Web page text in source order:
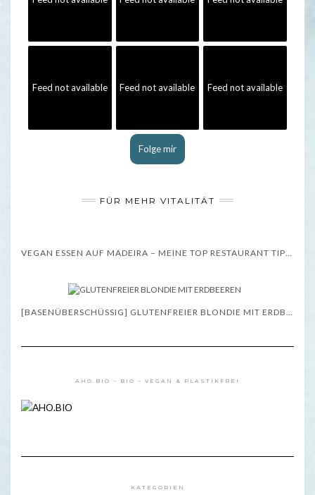
Feed not available Feed not available Feed not available
Folge mir
FÜR MEHR VITALITÄT
AHO.BIO – BIO – VEGAN & PLASTIKFREI
KATEGORIEN